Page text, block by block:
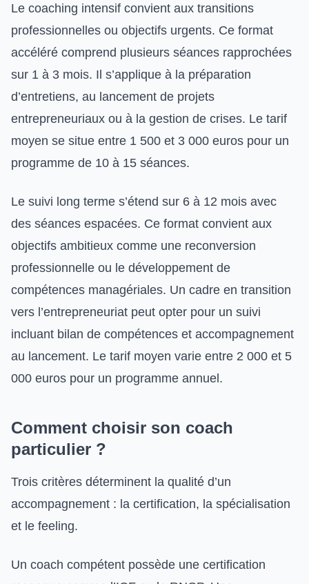
Le coaching intensif convient aux transitions
professionnelles ou objectifs urgents. Ce format
accéléré comprend plusieurs séances rapprochées
sur 1 à 3 mois. Il s’applique à la préparation
d’entretiens, au lancement de projets
entrepreneuriaux ou à la gestion de crises. Le tarif
moyen se situe entre 1 500 et 3 000 euros pour un
programme de 10 à 15 séances.
Le suivi long terme s’étend sur 6 à 12 mois avec
des séances espacées. Ce format convient aux
objectifs ambitieux comme une reconversion
professionnelle ou le développement de
compétences managériales. Un cadre en transition
vers l’entrepreneuriat peut opter pour un suivi
incluant bilan de compétences et accompagnement
au lancement. Le tarif moyen varie entre 2 000 et 5
000 euros pour un programme annuel.
Comment choisir son coach
particulier ?
Trois critères déterminent la qualité d’un
accompagnement : la certification, la spécialisation
et le feeling.
Un coach compétent possède une certification